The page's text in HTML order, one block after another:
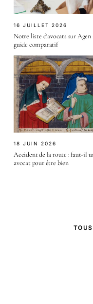
16 JUILLET 2026
Notre liste d'avocats sur Agen
guide comparatif
18 JUIN 2026
Accident de la route : faut-il
avocat pour être bien